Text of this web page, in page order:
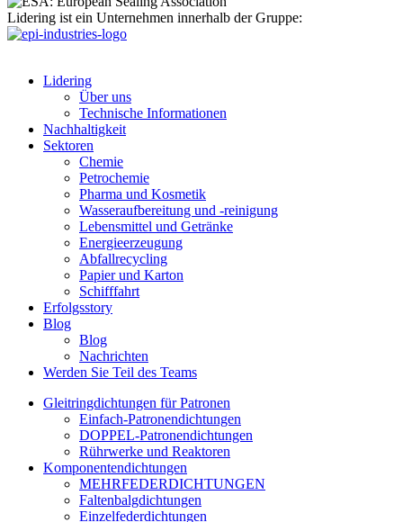
Lidering ist ein Unternehmen innerhalb der Gruppe:
Lidering
Über uns
Technische Informationen
Nachhaltigkeit
Sektoren
Chemie
Petrochemie
Pharma und Kosmetik
Wasseraufbereitung und -reinigung
Lebensmittel und Getränke
Energieerzeugung
Abfallrecycling
Papier und Karton
Schifffahrt
Erfolgsstory
Blog
Blog
Nachrichten
Werden Sie Teil des Teams
Gleitringdichtungen für Patronen
Einfach-Patronendichtungen
DOPPEL-Patronendichtungen
Rührwerke und Reaktoren
Komponentendichtungen
MEHRFEDERDICHTUNGEN
Faltenbalgdichtungen
Einzelfederdichtungen